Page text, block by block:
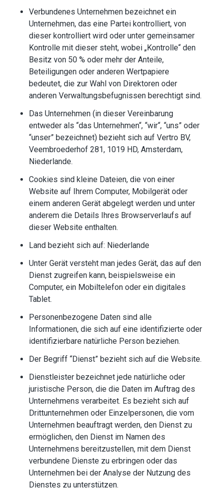
Verbundenes Unternehmen bezeichnet ein
Unternehmen, das eine Partei kontrolliert, von
dieser kontrolliert wird oder unter gemeinsamer
Kontrolle mit dieser steht, wobei „Kontrolle“ den
Besitz von 50 % oder mehr der Anteile,
Beteiligungen oder anderen Wertpapiere
bedeutet, die zur Wahl von Direktoren oder
anderen Verwaltungsbefugnissen berechtigt sind.
Das Unternehmen (in dieser Vereinbarung
entweder als “das Unternehmen“, “wir“, “uns” oder
“unser” bezeichnet) bezieht sich auf Vertro BV,
Veembroederhof 281, 1019 HD, Amsterdam,
Niederlande.
Cookies sind kleine Dateien, die von einer
Website auf Ihrem Computer, Mobilgerät oder
einem anderen Gerät abgelegt werden und unter
anderem die Details Ihres Browserverlaufs auf
dieser Website enthalten.
Land bezieht sich auf: Niederlande
Unter Gerät versteht man jedes Gerät, das auf den
Dienst zugreifen kann, beispielsweise ein
Computer, ein Mobiltelefon oder ein digitales
Tablet.
Personenbezogene Daten sind alle
Informationen, die sich auf eine identifizierte oder
identifizierbare natürliche Person beziehen.
Der Begriff “Dienst” bezieht sich auf die Website.
Dienstleister bezeichnet jede natürliche oder
juristische Person, die die Daten im Auftrag des
Unternehmens verarbeitet. Es bezieht sich auf
Drittunternehmen oder Einzelpersonen, die vom
Unternehmen beauftragt werden, den Dienst zu
ermöglichen, den Dienst im Namen des
Unternehmens bereitzustellen, mit dem Dienst
verbundene Dienste zu erbringen oder das
Unternehmen bei der Analyse der Nutzung des
Dienstes zu unterstützen.